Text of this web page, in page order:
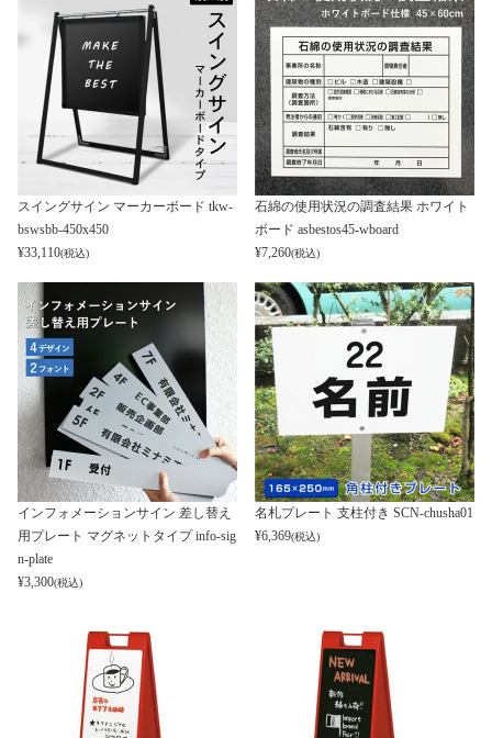
スイングサイン マーカーボード tkw-
bswsbb-450x450
¥33,110(税込)
石綿の使用状況の調査結果 ホワイト
ボード asbestos45-wboard
¥7,260(税込)
インフォメーションサイン 差し替え
用プレート マグネットタイプ info-sig
n-plate
¥3,300(税込)
名札プレート 支柱付き SCN-chusha01
¥6,369(税込)